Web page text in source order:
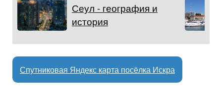
Сеул - география и
история
Спутниковая Яндекс карта посёлка Искра